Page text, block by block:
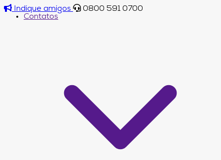
Indique amigos
0800 591 0700
Contatos